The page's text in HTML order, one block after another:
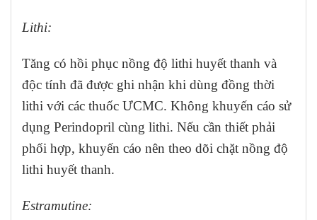
Lithi:
Tăng có hồi phục nồng độ lithi huyết thanh và
độc tính đã được ghi nhận khi dùng đồng thời
lithi với các thuốc ƯCMC. Không khuyến cáo sử
dụng Perindopril cùng lithi. Nếu cần thiết phải
phối hợp, khuyến cáo nên theo dõi chặt nồng độ
lithi huyết thanh.
Estramutine: